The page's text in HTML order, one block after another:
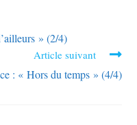
» (2/4)
Article suivant
: « Hors du temps » (4/4)